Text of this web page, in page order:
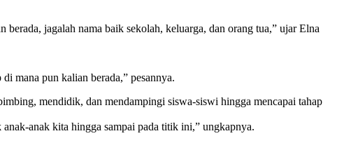
jagalah nama baik sekolah, keluarga, dan orang tua,” ujar Elna
mana pun kalian berada,” pesannya.
mendidik, dan mendampingi siswa-siswi hingga mencapai tahap
anak kita hingga sampai pada titik ini,” ungkapnya.